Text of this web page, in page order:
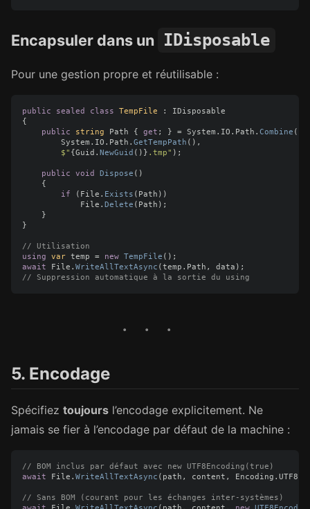
Encapsuler dans un IDisposable
Pour une gestion propre et réutilisable :
public sealed class TempFile :
IDisposable
{
public
string Path { get ; } = System . IO . Path . Combine (
System . IO . Path . GetTempPath (),
$" { Guid . NewGuid ()} .tmp" );
public void Dispose ()
{
if
( File . Exists ( Path ))
File . Delete ( Path );
}
}
// Utilisation
using
var temp = new TempFile ();
await
File . WriteAllTextAsync ( temp . Path , data );
// Suppression automatique à la sortie du using
5. Encodage
Spécifiez toujours l’encodage explicitement. Ne
jamais se fier à l’encodage par défaut de la machine :
// BOM inclus par défaut avec new UTF8Encoding(true)
await
File . WriteAllTextAsync ( path , content , Encoding . UTF8
// Sans BOM (courant pour les échanges inter-systèmes)